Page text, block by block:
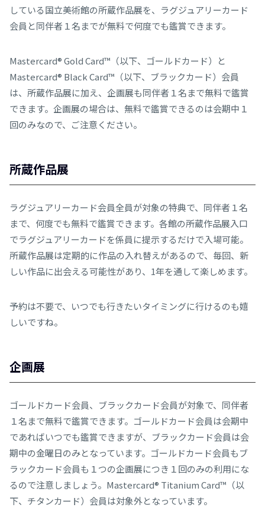
している国立美術館の所蔵作品展を、ラグジュアリーカード
会員と同伴者１名までが無料で何度でも鑑賞できます。
Mastercard® Gold Card™（以下、ゴールドカード）と
Mastercard® Black Card™（以下、ブラックカード）会員
は、所蔵作品展に加え、企画展も同伴者１名まで無料で鑑賞
できます。企画展の場合は、無料で鑑賞できるのは会期中１
回のみなので、ご注意ください。
所蔵作品展
ラグジュアリーカード会員全員が対象の特典で、同伴者１名
まで、何度でも無料で鑑賞できます。各館の所蔵作品展入口
でラグジュアリーカードを係員に提示するだけで入場可能。
所蔵作品展は定期的に作品の入れ替えがあるので、毎回、新
しい作品に出会える可能性があり、1年を通して楽しめます。
予約は不要で、いつでも行きたいタイミングに行けるのも嬉
しいですね。
企画展
ゴールドカード会員、ブラックカード会員が対象で、同伴者
１名まで無料で鑑賞できます。ゴールドカード会員は会期中
であればいつでも鑑賞できますが、ブラックカード会員は会
期中の金曜日のみとなっています。ゴールドカード会員もブ
ラックカード会員も１つの企画展につき１回のみの利用にな
るので注意しましょう。Mastercard® Titanium Card™（以
下、チタンカード）会員は対象外となっています。